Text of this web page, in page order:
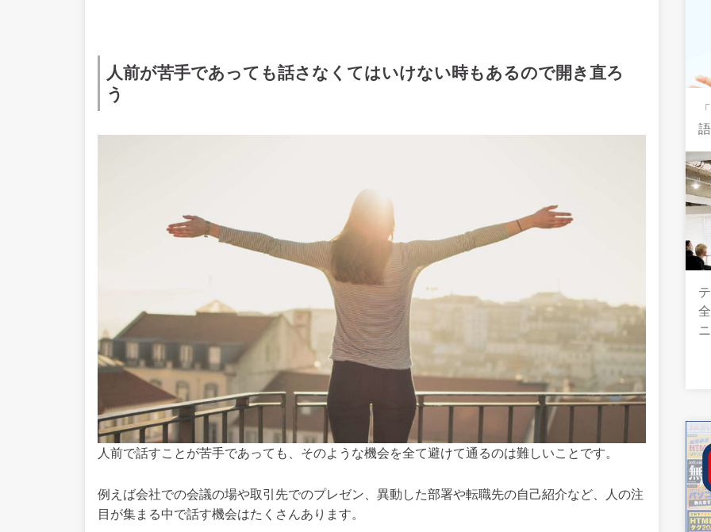
人前が苦手であっても話さなくてはいけない時もあるので開き直ろ
う
人前で話すことが苦手であっても、そのような機会を全て避けて通るのは難しいことです。
例えば会社での会議の場や取引先でのプレゼン、異動した部署や転職先の自己紹介など、人の注
目が集まる中で話す機会はたくさんあります。